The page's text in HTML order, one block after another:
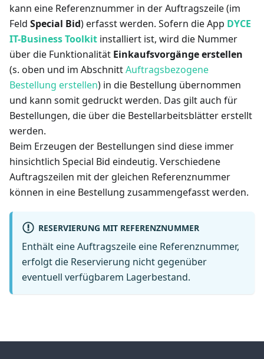
kann eine Referenznummer in der Auftragszeile (im
Feld Special Bid) erfasst werden. Sofern die App DYCE
IT-Business Toolkit installiert ist, wird die Nummer
über die Funktionalität Einkaufsvorgänge erstellen
(s. oben und im AbschnittAuftragsbezogene
Bestellung erstellen) in die Bestellung übernommen
und kann somit gedruckt werden. Das gilt auch für
Bestellungen, die über die Bestellarbeitsblätter erstellt
werden.
Beim Erzeugen der Bestellungen sind diese immer
hinsichtlich Special Bid eindeutig. Verschiedene
Auftragszeilen mit der gleichen Referenznummer
können in eine Bestellung zusammengefasst werden.
RESERVIERUNG MIT REFERENZNUMMER
Enthält eine Auftragszeile eine Referenznummer,
erfolgt die Reservierung nicht gegenüber
eventuell verfügbarem Lagerbestand.